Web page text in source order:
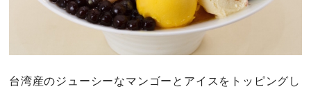
台湾産のジューシーなマンゴーとアイスをトッピングし